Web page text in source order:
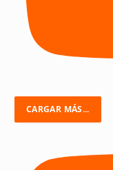
CARGAR MÁS...